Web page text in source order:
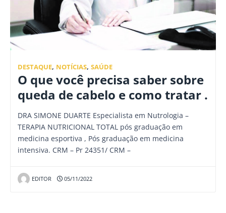
DESTAQUE, NOTÍCIAS, SAÚDE
O que você precisa saber sobre
queda de cabelo e como tratar .
DRA SIMONE DUARTE Especialista em Nutrologia –
TERAPIA NUTRICIONAL TOTAL pós graduação em
medicina esportiva , Pós graduação em medicina
intensiva. CRM – Pr 24351/ CRM –
EDITOR 05/11/2022